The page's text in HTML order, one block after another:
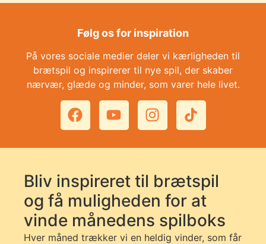
Følg os for inspiration
På vores sociale medier deler vi kærligheden til
brætspil og inspirerer til nye spil, der skaber
nærvær, glæde og minder, som varer hele livet.
Bliv inspireret til brætspil
og få muligheden for at
vinde månedens spilboks
Hver måned trækker vi en heldig vinder, som får